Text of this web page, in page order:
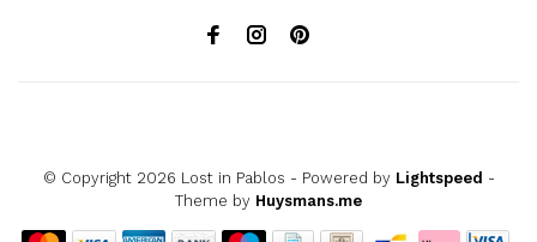
© Copyright 2026 Lost in Pablos - Powered by Lightspeed -
Theme by Huysmans.me